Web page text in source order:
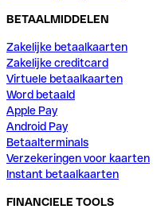
BETAALMIDDELEN
Zakelijke betaalkaarten
Zakelijke creditcard
Virtuele betaalkaarten
Word betaald
Apple Pay
Android Pay
Betaalterminals
Verzekeringen voor kaarten
Instant betaalkaarten
FINANCIELE TOOLS